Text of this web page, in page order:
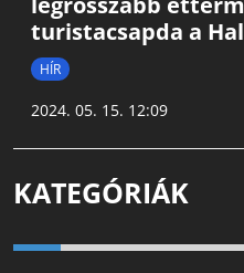
turistacsapda a
HÍR
2024. 05. 15. 12:09
KATEGÓRIÁK